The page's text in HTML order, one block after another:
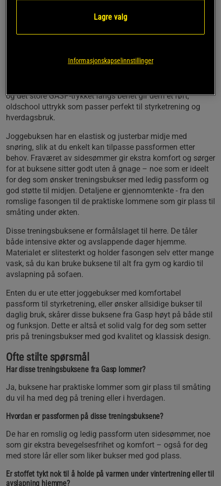
materiale i 60% bomull og 40% polyester får du en
og det store GASP-trykket langs benet gir dem et røft,
oldschool uttrykk som passer perfekt til styrketrening og
hverdagsbruk.
Joggebuksen har en elastisk og justerbar midje med
snøring, slik at du enkelt kan tilpasse passformen etter
behov. Fraværet av sidesømmer gir ekstra komfort og sørger
for at buksene sitter godt uten å gnage – noe som er ideelt
for deg som ønsker treningsbukser med ledig passform og
god støtte til midjen. Detaljene er gjennomtenkte - fra den
romslige fasongen til de praktiske lommene som gir plass til
småting under økten.
Disse treningsbuksene er formålslaget til herre. De tåler
både intensive økter og avslappende dager hjemme.
Materialet er slitesterkt og holder fasongen selv etter mange
vask, så du kan bruke buksene til alt fra gym og kardio til
avslapning på sofaen.
Enten du er ute etter joggebukser med komfortabel
passform til styrketrening, eller ønsker allsidige bukser til
daglig bruk, skårer disse buksene fra Gasp høyt på både stil
og funksjon. Dette er altså et solid valg for deg som setter
pris på treningsbukser med god kvalitet og klassisk design.
Ofte stilte spørsmål
Har disse treningsbuksene fra Gasp lommer?
Ja, buksene har praktiske lommer som gir plass til småting
du vil ha med deg på trening eller i hverdagen.
Hvordan er passformen på disse treningsbuksene?
De har en romslig og ledig passform uten sidesømmer, noe
som gir ekstra bevegelsesfrihet og komfort – også for deg
med store lår eller som liker bukser med god plass.
Er stoffet tykt nok til å holde på varmen under vintertrening eller til
avslapning hjemme?
Lagre valg
Informasjonskapselinnstillinger